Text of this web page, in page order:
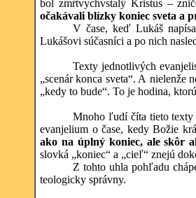
bol zmŕtvychvstalý Kristus –
očakávali blízky koniec sveta a
V čase, keď Lukáš
Lukášovi súčasníci a po nich
Texty jednotlivých
„scenár konca sveta“. A nielenže
„kedy to bude“. To je hodina,
Mnoho ľudí číta tieto texty
evanjelium o čase, kedy Božie
ako na úplný koniec, ale skôr
slovká „koniec“ a „cieľ“ znejú
Z tohto uhla pohľadu
teologicky správny.